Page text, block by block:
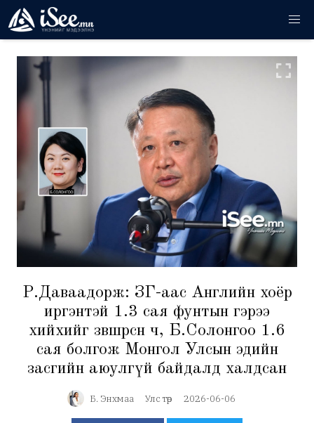
Р.Даваадорж: ЗГ-аас Английн хоёр
иргэнтэй 1.3 сая фунтын гэрээ
хийхийг зөвшөөрсөн ч, Б.Солонгоо 1.6
сая болгож Монгол Улсын эдийн
засгийн аюулгүй байдалд халдсан
Б. Энхмаа Улс төр 2026-06-06